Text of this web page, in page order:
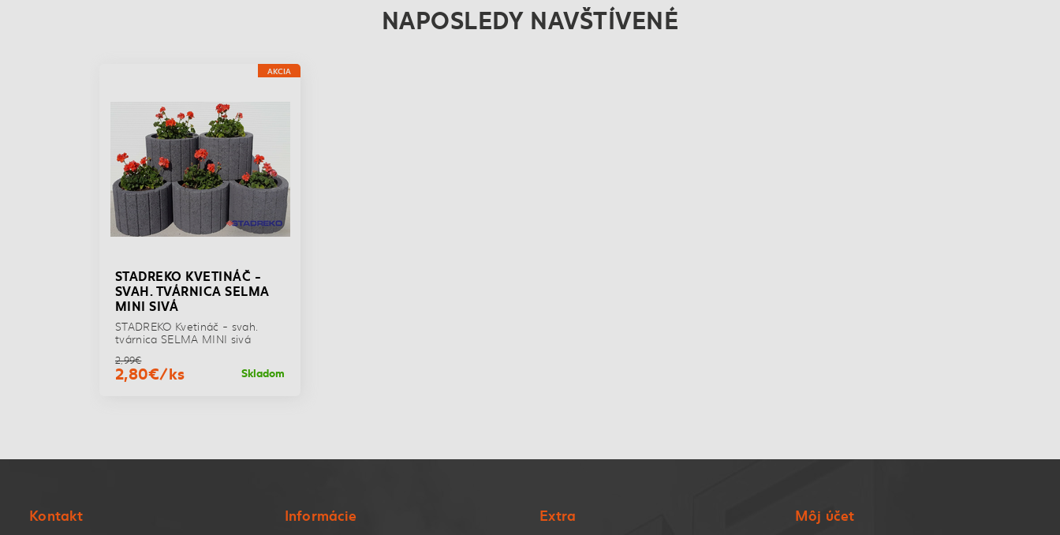
NAPOSLEDY NAVŠTÍVENÉ
AKCIA
STADREKO KVETINÁČ -
SVAH. TVÁRNICA SELMA
MINI SIVÁ
STADREKO Kvetináč - svah.
tvárnica SELMA MINI sivá
2,99€
2,80€/ks Skladom
Kontakt Informácie Extra Môj účet